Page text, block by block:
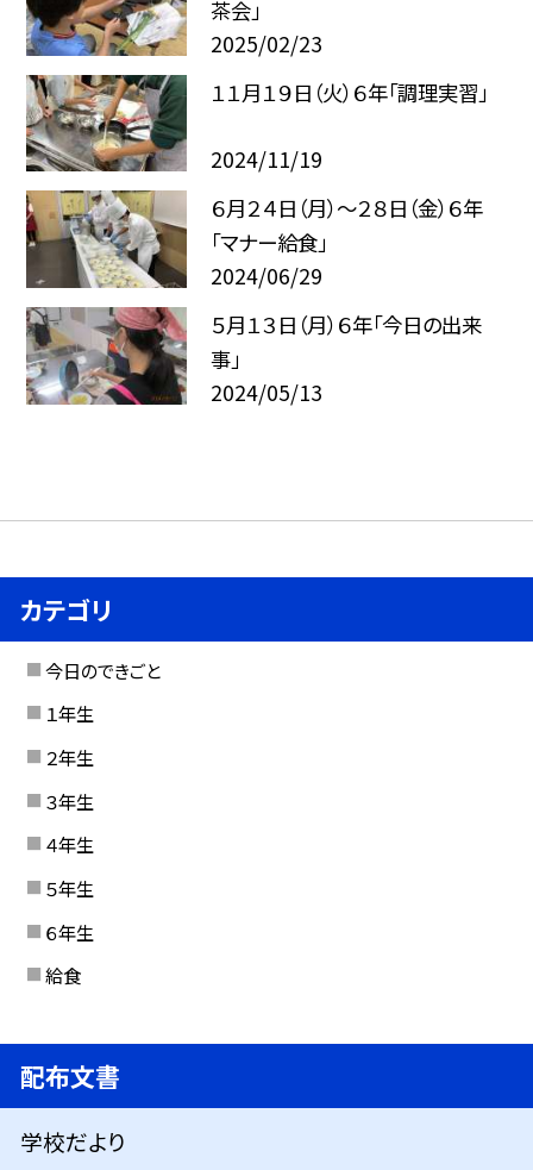
茶会」
2025/02/23
１１月１９日（火）６年「調理実習」
2024/11/19
６月２４日（月）〜２８日（金）６年
「マナー給食」
2024/06/29
５月１３日（月）６年「今日の出来
事」
2024/05/13
カテゴリ
今日のできごと
１年生
２年生
３年生
４年生
５年生
６年生
給食
配布文書
学校だより